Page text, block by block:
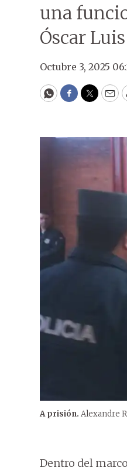
una
Óscar
Octubre 3, 2025
WhatsApp
Facebook
A prisión. Alexandre
Dentro del